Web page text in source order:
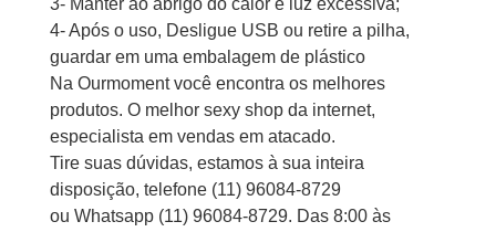
3- Manter ao abrigo do calor e luz excessiva;
4- Após o uso, Desligue USB ou retire a pilha,
guardar em uma embalagem de plástico
Na Ourmoment você encontra os melhores
produtos. O melhor sexy shop da internet,
especialista em vendas em atacado.
Tire suas dúvidas, estamos à sua inteira
disposição, telefone (11) 96084-8729
ou Whatsapp (11) 96084-8729. Das 8:00 às